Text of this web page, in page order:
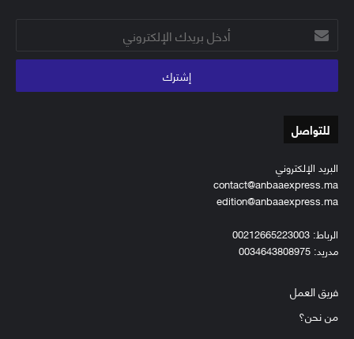
أدخل
بريدك
الإلكتروني
للتواصل
البريد الإلكتروني
contact@anbaaexpress.ma
edition@anbaaexpress.ma
الرباط: 00212665223003
مدريد: 0034643808975
فريق العمل
من نحن؟